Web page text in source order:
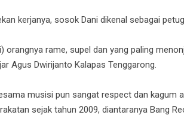
kerjanya, sosok Dani dikenal sebagai
orangnya rame, supel dan yang paling
Agus Dwirijanto Kalapas Tenggarong.
musisi pun sangat respect dan kagum
sejak tahun 2009, diantaranya Bang